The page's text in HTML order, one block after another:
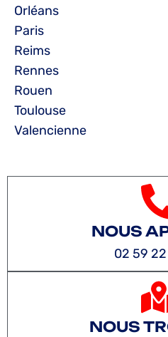
Orléans
Paris
Reims
Rennes
Rouen
Toulouse
Valencienne
NOUS
02 59
NOUS